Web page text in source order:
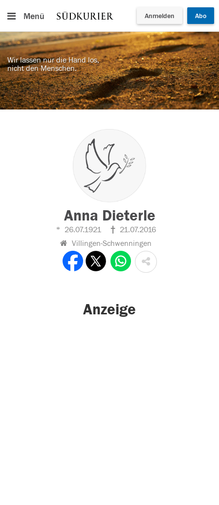
Menü Anmelden Abo
Wir lassen nur die Hand los,
nicht den Menschen.
Anna Dieterle
26.07.1921
21.07.2016
Villingen-Schwenningen
Anzeige